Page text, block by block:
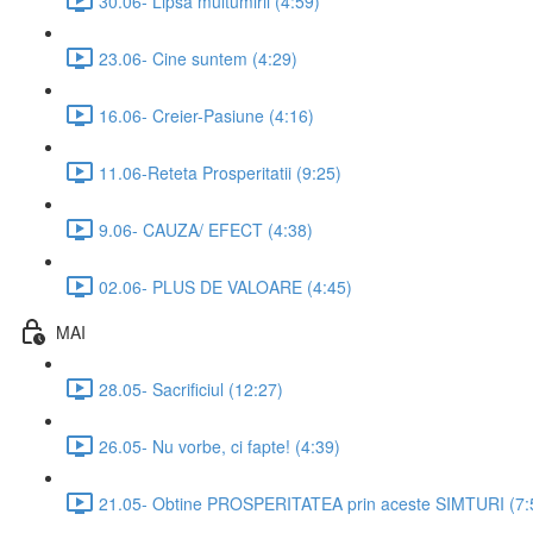
23.06- Cine suntem (4:29)
16.06- Creier-Pasiune (4:16)
11.06-Reteta Prosperitatii (9:25)
9.06- CAUZA/ EFECT (4:38)
02.06- PLUS DE VALOARE (4:45)
MAI
28.05- Sacrificiul (12:27)
26.05- Nu vorbe, ci fapte! (4:39)
21.05- Obtine PROSPERITATEA prin aceste SIMTURI